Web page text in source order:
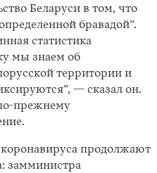
Беларуси в том, что
бравадой”.
статистика
мы знаем об
территории и
— сказал он.
прежнему
продолжают
замминистра